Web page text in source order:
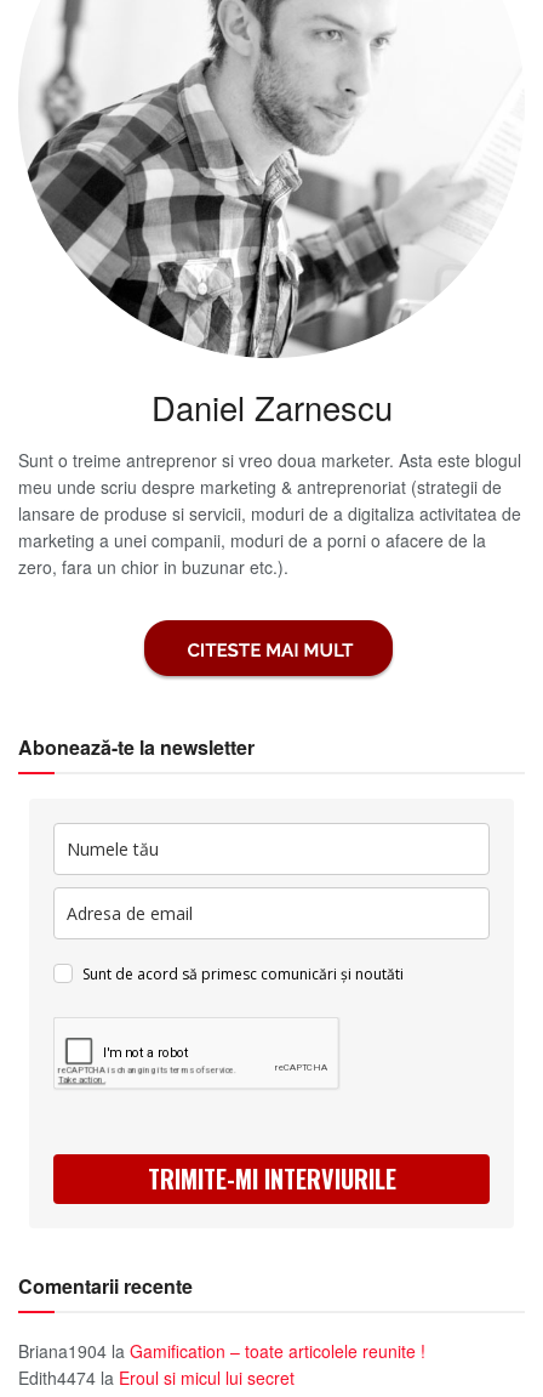
Daniel Zarnescu
Sunt o treime antreprenor si vreo doua marketer. Asta este blogul
meu unde scriu despre marketing & antreprenoriat (strategii de
lansare de produse si servicii, moduri de a digitaliza activitatea de
marketing a unei companii, moduri de a porni o afacere de la
zero, fara un chior in buzunar etc.).
Abonează-te la newsletter
Sunt de acord să primesc comunicări și noutăti
TRIMITE-MI INTERVIURILE
Comentarii recente
Briana1904 la Gamification – toate articolele reunite !
Edith4474 la Eroul si micul lui secret